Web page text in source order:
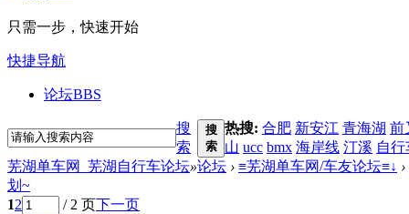
只需一步，快速开始
快捷导航
论坛BBS
搜
索
搜
索
热搜: 合肥 新安江 青海湖 前
山 ucc bmx 海岸线 汀溪 自
芜湖单车网_芜湖自行车论坛»论坛 › ≡芜湖单车网/车友论坛≡↓ ›
划~
12 / 2 页下一页